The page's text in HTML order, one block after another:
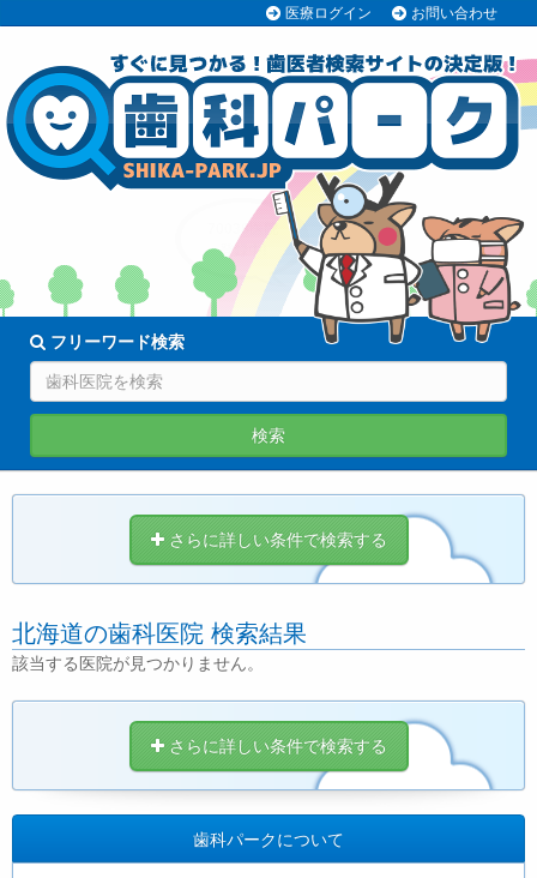
医療ログイン お問い合わせ
70038医院
登録中!
フリーワード検索
検索
さらに詳しい条件で検索する
北海道の歯科医院 検索結果
該当する医院が見つかりません。
さらに詳しい条件で検索する
歯科パークについて